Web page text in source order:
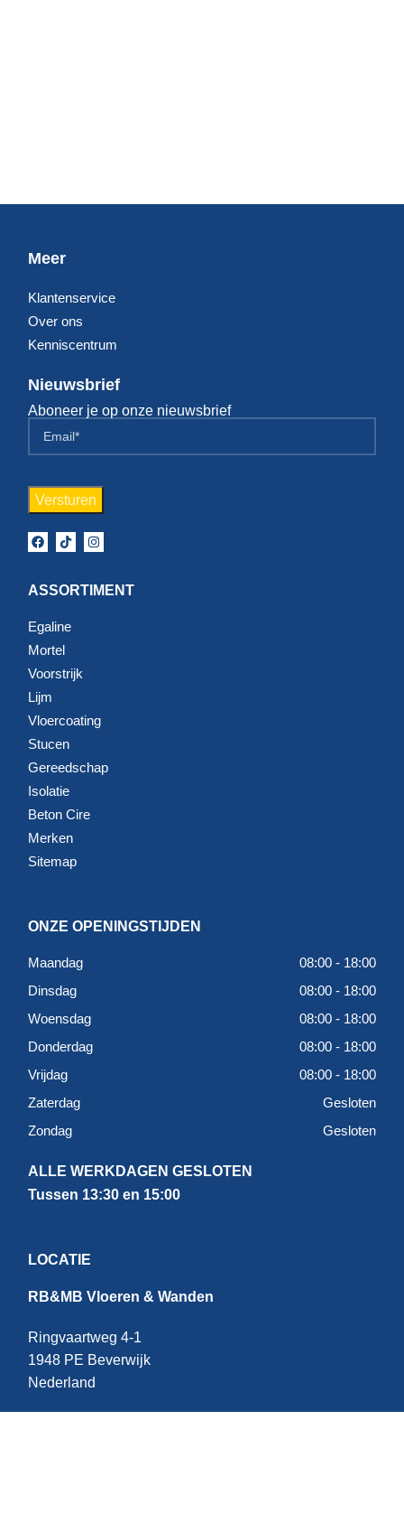
Meer
Klantenservice
Over ons
Kenniscentrum
Nieuwsbrief
Aboneer je op onze nieuwsbrief
ASSORTIMENT
Egaline
Mortel
Voorstrijk
Lijm
Vloercoating
Stucen
Gereedschap
Isolatie
Beton Cire
Merken
Sitemap
ONZE OPENINGSTIJDEN
Maandag
08:00 - 18:00
Dinsdag
08:00 - 18:00
Woensdag
08:00 - 18:00
Donderdag
08:00 - 18:00
Vrijdag
08:00 - 18:00
Zaterdag
Gesloten
Zondag
Gesloten
ALLE WERKDAGEN GESLOTEN
Tussen 13:30 en 15:00
LOCATIE
RB&MB Vloeren & Wanden
Ringvaartweg 4-1
1948 PE Beverwijk
Nederland